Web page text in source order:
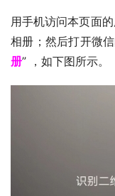
用手机访问本页面
相册；然后打开微
册” ，如下图所示。